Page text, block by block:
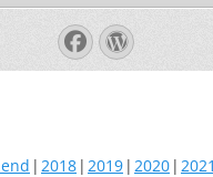
Facebook
2018 2019 2020 2021